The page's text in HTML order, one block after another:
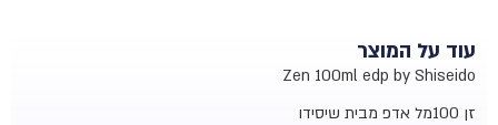
עוד על המוצר
Zen 100ml edp by Shiseido
זן 100מל אדפ מבית שיסידו